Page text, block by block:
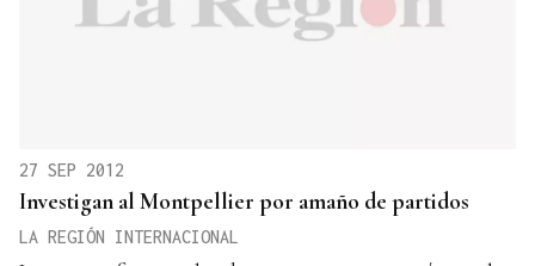
27 SEP 2012
Investigan al Montpellier por amaño de partidos
LA REGIÓN INTERNACIONAL